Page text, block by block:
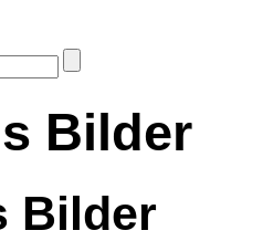
Bilder
Bilder